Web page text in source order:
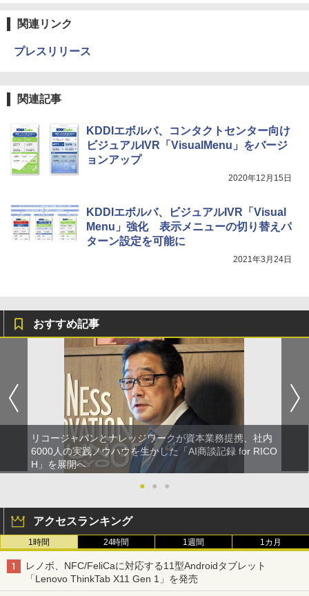
関連リンク
プレスリリース
関連記事
KDDIエボルバ、コンタクトセンター向け
ビジュアルIVR「VisualMenu」をバージ
ョンアップ
2020年12月15日
KDDIエボルバ、ビジュアルIVR「Visual
Menu」強化 表示メニューの切り替えパ
ターン設定を可能に
2021年3月24日
おすすめ記事
リコージャパンとナレッジワークが資本業務提携、社内
6000人の実践ノウハウを生かした「AI商談記録 for RICO
H」を展開へ
●
● ●
アクセスランキング
1時間 24時間 1週間 1カ月
レノボ、NFC/FeliCaに対応する11型Androidタブレット
「Lenovo ThinkTab X11 Gen 1」を発売